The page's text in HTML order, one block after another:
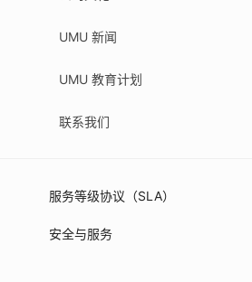
UMU 新闻
UMU 教育计划
联系我们
服务等级协议（SLA）
安全与服务